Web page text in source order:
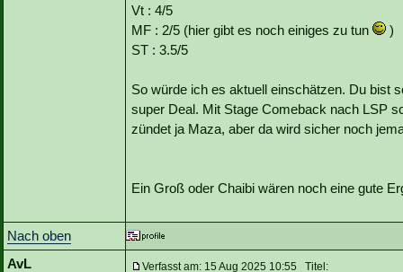
Vt : 4/5
MF : 2/5 (hier gibt es noch einiges zu tun
)
ST : 3.5/5
So würde ich es aktuell einschätzen. Du bist
super Deal. Mit Stage Comeback nach LSP
zündet ja Maza, aber da wird sicher noch
Ein Groß oder Chaibi wären noch eine gute
Nach oben
AvL
Verfasst am: 15 Aug 2025 10:55 Titel: